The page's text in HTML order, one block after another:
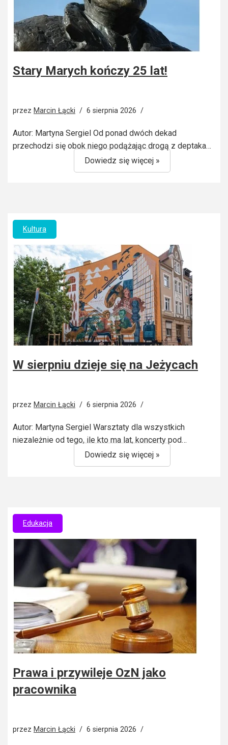
Stary Marych kończy 25 lat!
przez Marcin Łącki 6 sierpnia 2026
Autor: Martyna Sergiel Od ponad dwóch dekad
przechodzi się obok niego podążając drogą z deptaka…
Dowiedz się więcej »
W sierpniu dzieje się na Jeżycach
przez Marcin Łącki 6 sierpnia 2026
Kultura
Autor: Martyna Sergiel Warsztaty dla wszystkich
niezależnie od tego, ile kto ma lat, koncerty pod…
Dowiedz się więcej »
Prawa i przywileje OzN jako
pracownika
przez Marcin Łącki 6 sierpnia 2026
Edukacja